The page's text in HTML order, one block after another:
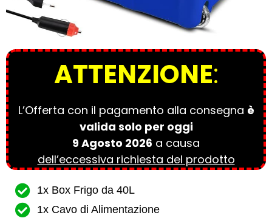
ATTENZIONE:
L’Offerta con il pagamento alla consegna è
valida solo per oggi
9 Agosto 2026 a causa
dell’eccessiva richiesta del prodotto
1x Box Frigo da 40L
1x Cavo di Alimentazione